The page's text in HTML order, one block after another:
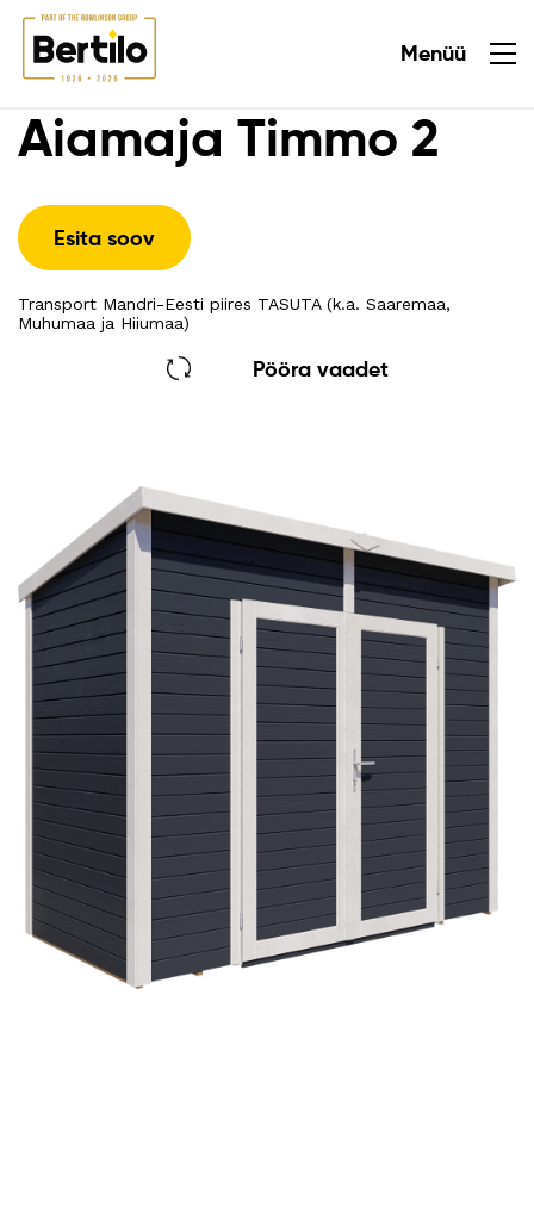
Menüü
Aiamaja Timmo 2
Esita soov
Transport Mandri-Eesti piires TASUTA (k.a. Saaremaa,
Muhumaa ja Hiiumaa)
Pööra vaadet